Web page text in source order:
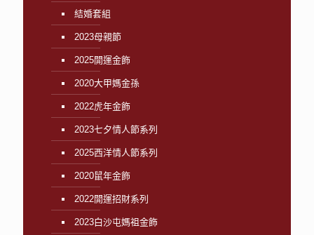
結婚套組
2023母親節
2025開運金飾
2020大甲媽金孫
2022虎年金飾
2023七夕情人節系列
2025西洋情人節系列
2020鼠年金飾
2022開運招財系列
2023白沙屯媽祖金飾